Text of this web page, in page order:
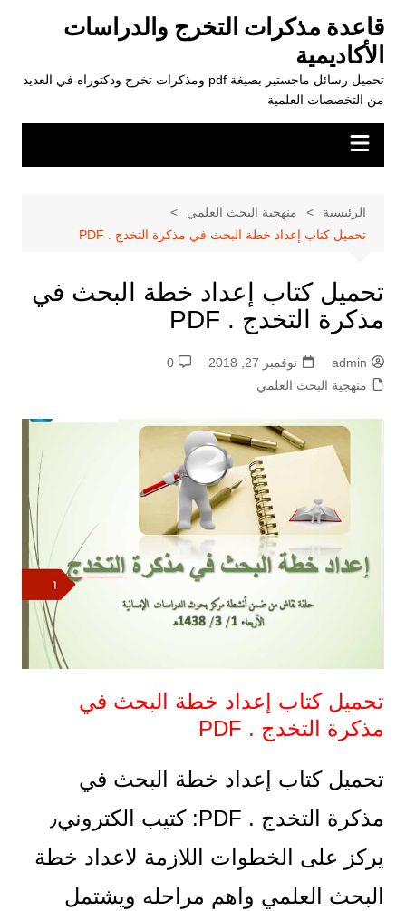
المحتوى
قاعدة مذكرات التخرج والدراسات
الأكاديمية
تحميل رسائل ماجستير بصيغة pdf ومذكرات تخرج ودكتوراه في العديد
من التخصصات العلمية
الرئيسية
منهجية البحث العلمي
تحميل كتاب إعداد خطة البحث في مذكرة التخدج . PDF
تحميل كتاب إعداد خطة البحث في
مذكرة التخدج . PDF
admin نوفمبر 27, 2018
0
منهجية البحث العلمي
تحميل كتاب إعداد خطة البحث في
مذكرة التخدج . PDF
تحميل كتاب إعداد خطة البحث في
مذكرة التخدج . PDF: كتيب الكتروني٫
يركز على الخطوات اللازمة لاعداد خطة
البحث العلمي واهم مراحله ويشتمل